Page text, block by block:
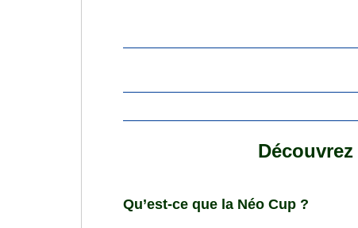
Qu’est-ce que la Néo Cup ?